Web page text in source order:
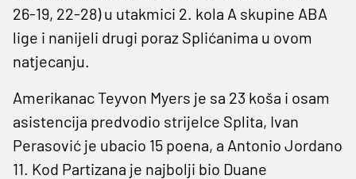
26-19, 22-28) u utakmici 2. kola A skupine ABA
lige i nanijeli drugi poraz Splićanima u ovom
natjecanju.
Amerikanac Teyvon Myers je sa 23 koša i osam
asistencija predvodio strijelce Splita, Ivan
Perasović je ubacio 15 poena, a Antonio Jordano
11. Kod Partizana je najbolji bio Duane